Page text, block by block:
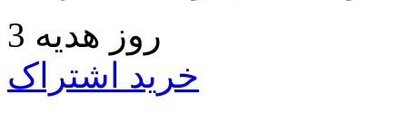
3 روز هدیه
خرید اشتراک